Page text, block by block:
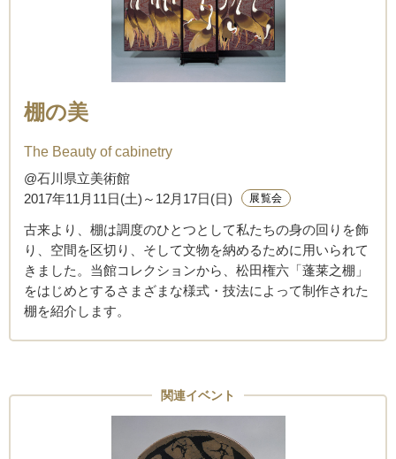
棚の美
The Beauty of cabinetry
@石川県立美術館
2017年11月11日(土)～12月17日(日)
展覧会
古来より、棚は調度のひとつとして私たちの身の回りを飾
り、空間を区切り、そして文物を納めるために用いられて
きました。当館コレクションから、松田権六「蓬莱之棚」
をはじめとするさまざまな様式・技法によって制作された
棚を紹介します。
関連イベント